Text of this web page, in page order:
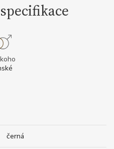
černá